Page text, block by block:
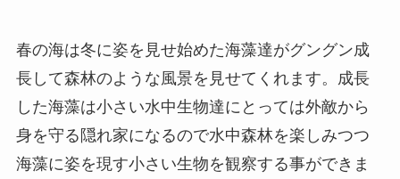
春の海は冬に姿を見せ始めた海藻達がグングン成
長して森林のような風景を見せてくれます。成長
した海藻は小さい水中生物達にとっては外敵から
身を守る隠れ家になるので水中森林を楽しみつつ
海藻に姿を現す小さい生物を観察する事ができま